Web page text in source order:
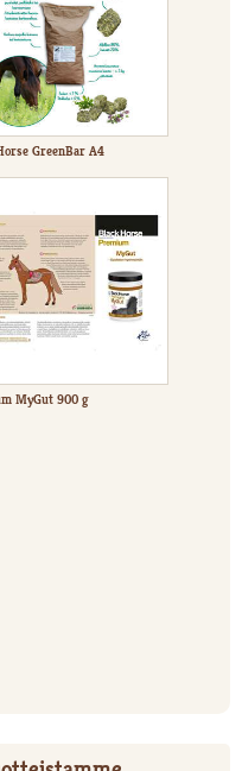
GreenBar A4
MyGut 900 g